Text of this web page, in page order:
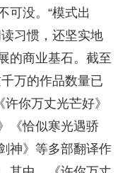
可没。“模式出
习惯，还坚实地
的商业基石。截至
万的作品数量已
你万丈光芒好》
《恰似寒光遇骄
神》等多部翻译作